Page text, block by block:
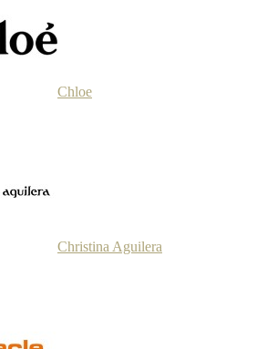
Chloe
Christina Aguilera